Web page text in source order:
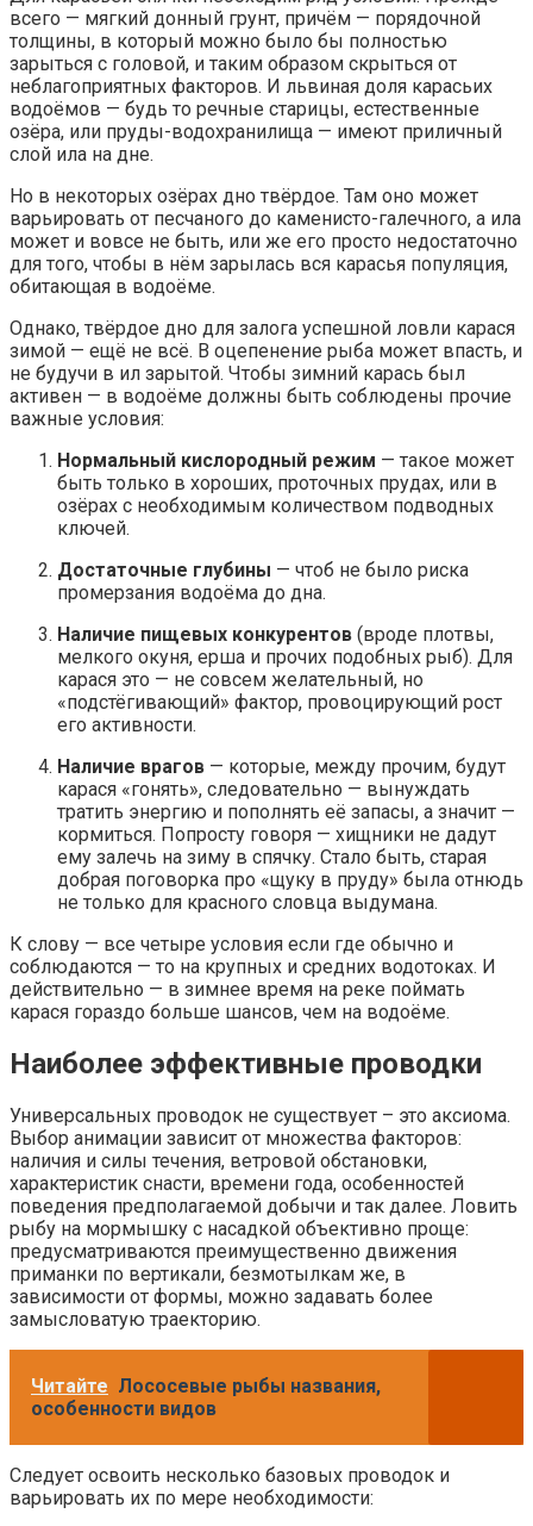
всего — мягкий донный грунт, причём — порядочной
толщины, в который можно было бы полностью
зарыться с головой, и таким образом скрыться от
неблагоприятных факторов. И львиная доля карасьих
водоёмов — будь то речные старицы, естественные
озёра, или пруды-водохранилища — имеют приличный
слой ила на дне.
Но в некоторых озёрах дно твёрдое. Там оно может
варьировать от песчаного до каменисто-галечного, а ила
может и вовсе не быть, или же его просто недостаточно
для того, чтобы в нём зарылась вся карасья популяция,
обитающая в водоёме.
Однако, твёрдое дно для залога успешной ловли карася
зимой — ещё не всё. В оцепенение рыба может впасть, и
не будучи в ил зарытой. Чтобы зимний карась был
активен — в водоёме должны быть соблюдены прочие
важные условия:
Нормальный кислородный режим — такое может
быть только в хороших, проточных прудах, или в
озёрах с необходимым количеством подводных
ключей.
Достаточные глубины — чтоб не было риска
промерзания водоёма до дна.
Наличие пищевых конкурентов (вроде плотвы,
мелкого окуня, ерша и прочих подобных рыб). Для
карася это — не совсем желательный, но
«подстёгивающий» фактор, провоцирующий рост
его активности.
Наличие врагов — которые, между прочим, будут
карася «гонять», следовательно — вынуждать
тратить энергию и пополнять её запасы, а значит —
кормиться. Попросту говоря — хищники не дадут
ему залечь на зиму в спячку. Стало быть, старая
добрая поговорка про «щуку в пруду» была отнюдь
не только для красного словца выдумана.
К слову — все четыре условия если где обычно и
соблюдаются — то на крупных и средних водотоках. И
действительно — в зимнее время на реке поймать
карася гораздо больше шансов, чем на водоёме.
Наиболее эффективные проводки
Универсальных проводок не существует – это аксиома.
Выбор анимации зависит от множества факторов:
наличия и силы течения, ветровой обстановки,
характеристик снасти, времени года, особенностей
поведения предполагаемой добычи и так далее. Ловить
рыбу на мормышку с насадкой объективно проще:
предусматриваются преимущественно движения
приманки по вертикали, безмотылкам же, в
зависимости от формы, можно задавать более
замысловатую траекторию.
Читайте Лососевые рыбы названия,
особенности видов
Следует освоить несколько базовых проводок и
варьировать их по мере необходимости: